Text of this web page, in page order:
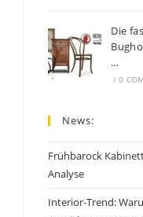
Die
…
/ 0
News:
Frühbarock
Analyse
Interior-Trend: